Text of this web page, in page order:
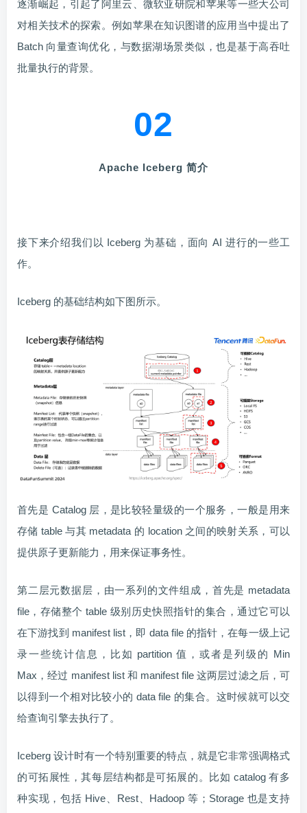
逐渐崛起，引起了阿里云、微软亚研院和苹果等一些大公司
对相关技术的探索。例如苹果在知识图谱的应用当中提出了
Batch 向量查询优化，与数据湖场景类似，也是基于高吞吐
批量执行的背景。
02
Apache Iceberg 简介
接下来介绍我们以 Iceberg 为基础，面向 AI 进行的一些工
作。
Iceberg 的基础结构如下图所示。
首先是 Catalog 层，是比较轻量级的一个服务，一般是用来
存储 table 与其 metadata 的 location 之间的映射关系，可以
提供原子更新能力，用来保证事务性。
第二层元数据层，由一系列的文件组成，首先是 metadata
file，存储整个 table 级别历史快照指针的集合，通过它可以
在下游找到 manifest list，即 data file 的指针，在每一级上记
录一些统计信息，比如 partition 值，或者是列级的 Min
Max，经过 manifest list 和 manifest file 这两层过滤之后，可
以得到一个相对比较小的 data file 的集合。这时候就可以交
给查询引擎去执行了。
Iceberg 设计时有一个特别重要的特点，就是它非常强调格式
的可拓展性，其每层结构都是可拓展的。比如 catalog 有多
种实现，包括 Hive、Rest、Hadoop 等；Storage 也是支持